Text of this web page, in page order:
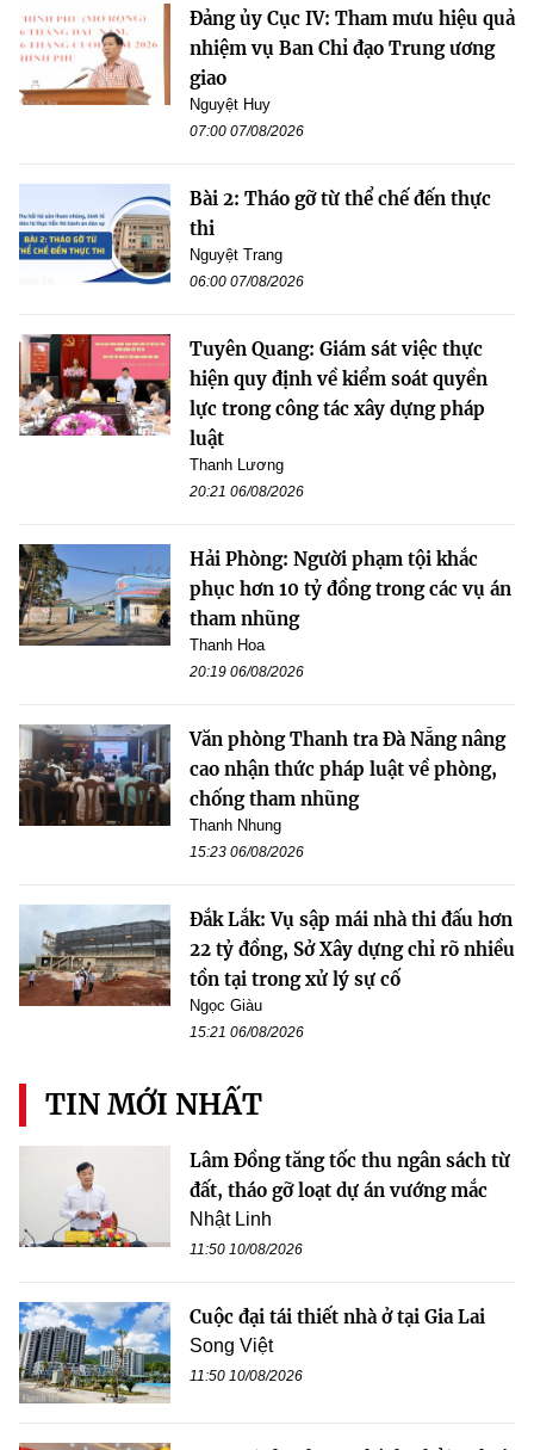
Đảng ủy Cục IV: Tham mưu hiệu quả
nhiệm vụ Ban Chỉ đạo Trung ương
giao
Nguyệt Huy
07:00 07/08/2026
Bài 2: Tháo gỡ từ thể chế đến thực
thi
Nguyệt Trang
06:00 07/08/2026
Tuyên Quang: Giám sát việc thực
hiện quy định về kiểm soát quyền
lực trong công tác xây dựng pháp
luật
Thanh Lương
20:21 06/08/2026
Hải Phòng: Người phạm tội khắc
phục hơn 10 tỷ đồng trong các vụ án
tham nhũng
Thanh Hoa
20:19 06/08/2026
Văn phòng Thanh tra Đà Nẵng nâng
cao nhận thức pháp luật về phòng,
chống tham nhũng
Thanh Nhung
15:23 06/08/2026
Đắk Lắk: Vụ sập mái nhà thi đấu hơn
22 tỷ đồng, Sở Xây dựng chỉ rõ nhiều
tồn tại trong xử lý sự cố
Ngọc Giàu
15:21 06/08/2026
TIN MỚI NHẤT
Lâm Đồng tăng tốc thu ngân sách từ
đất, tháo gỡ loạt dự án vướng mắc
Nhật Linh
11:50 10/08/2026
Cuộc đại tái thiết nhà ở tại Gia Lai
Song Việt
11:50 10/08/2026